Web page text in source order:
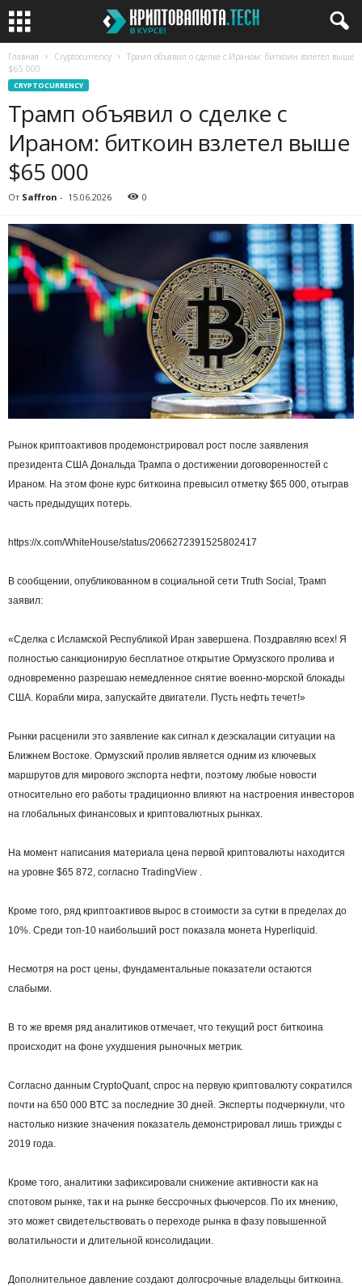
Главная Cryptocurrency
Трамп объявил о сделке с Ираном: биткоин взлетел выше
$65 000
CRYPTOCURRENCY
Трамп объявил о сделке с
Ираном: биткоин взлетел выше
$65 000
От Saffron - 15.06.2026 0
Рынок криптоактивов продемонстрировал рост после заявления
президента США Дональда Трампа о достижении договоренностей с
Ираном. На этом фоне курс биткоина превысил отметку $65 000, отыграв
часть предыдущих потерь.
https://x.com/WhiteHouse/status/2066272391525802417
В сообщении, опубликованном в социальной сети Truth Social, Трамп
заявил:
«Сделка с Исламской Республикой Иран завершена. Поздравляю всех! Я
полностью санкционирую бесплатное открытие Ормузского пролива и
одновременно разрешаю немедленное снятие военно-морской блокады
США. Корабли мира, запускайте двигатели. Пусть нефть течет!»
Рынки расценили это заявление как сигнал к деэскалации ситуации на
Ближнем Востоке. Ормузский пролив является одним из ключевых
маршрутов для мирового экспорта нефти, поэтому любые новости
относительно его работы традиционно влияют на настроения инвесторов
на глобальных финансовых и криптовалютных рынках.
На момент написания материала цена первой криптовалюты находится
на уровне $65 872, согласно TradingView .
Кроме того, ряд криптоактивов вырос в стоимости за сутки в пределах до
10%. Среди топ-10 наибольший рост показала монета Hyperliquid.
Несмотря на рост цены, фундаментальные показатели остаются
слабыми.
В то же время ряд аналитиков отмечает, что текущий рост биткоина
происходит на фоне ухудшения рыночных метрик.
Согласно данным CryptoQuant, спрос на первую криптовалюту сократился
почти на 650 000 BTC за последние 30 дней. Эксперты подчеркнули, что
настолько низкие значения показатель демонстрировал лишь трижды с
2019 года.
Кроме того, аналитики зафиксировали снижение активности как на
спотовом рынке, так и на рынке бессрочных фьючерсов. По их мнению,
это может свидетельствовать о переходе рынка в фазу повышенной
волатильности и длительной консолидации.
Дополнительное давление создают долгосрочные владельцы биткоина.